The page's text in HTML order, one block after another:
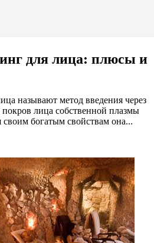
для лица: плюсы и
называют метод введения через
лица собственной плазмы
своим богатым свойствам она...